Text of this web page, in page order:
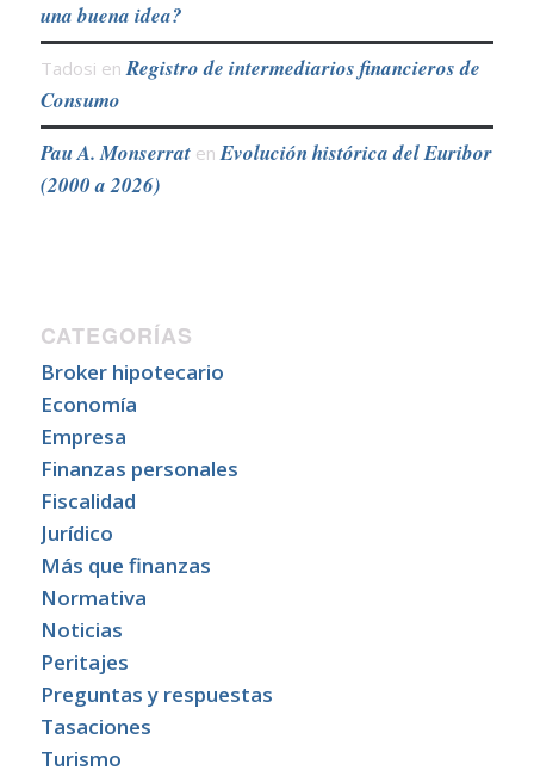
una buena idea?
Tadosi enRegistro de intermediarios financieros de
Consumo
Pau A. MonserratenEvolución histórica del Euribor
(2000 a 2026)
CATEGORÍAS
Broker hipotecario
Economía
Empresa
Finanzas personales
Fiscalidad
Jurídico
Más que finanzas
Normativa
Noticias
Peritajes
Preguntas y respuestas
Tasaciones
Turismo